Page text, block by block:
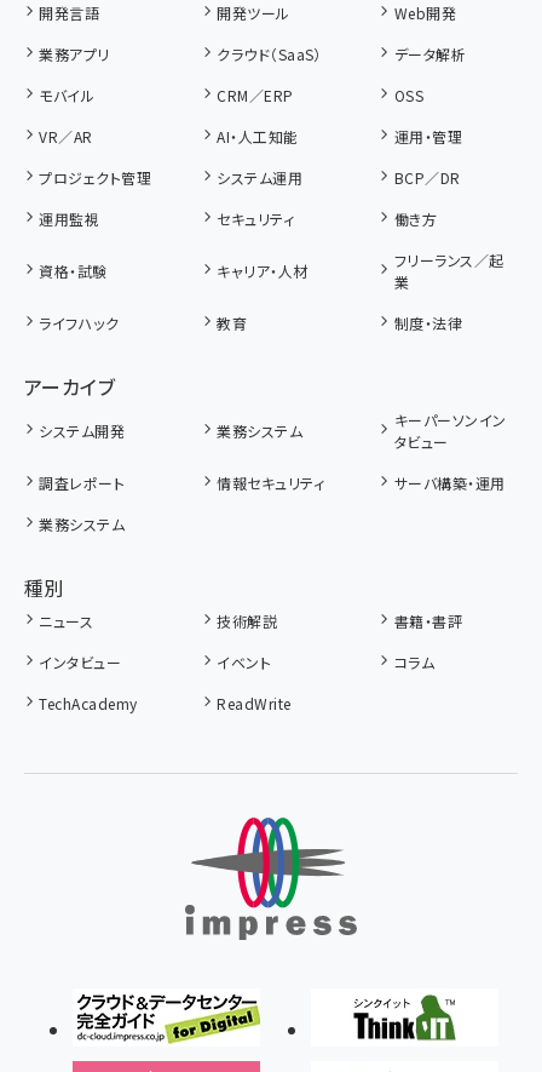
開発言語
開発ツール
Web開発
業務アプリ
クラウド（SaaS）
データ解析
モバイル
CRM／ERP
OSS
VR／AR
AI・人工知能
運用・管理
プロジェクト管理
システム運用
BCP／DR
運用監視
セキュリティ 働き方
資格・試験 キャリア・人材
フリーランス／起
業
ライフハック
教育 制度・法律
アーカイブ
システム開発 業務システム
キーパーソンイン
タビュー
調査レポート
情報セキュリティ
サーバ構築・運用
業務システム
種別
ニュース 技術解説
書籍・書評
インタビュー
イベント
コラム
TechAcademy
ReadWrite